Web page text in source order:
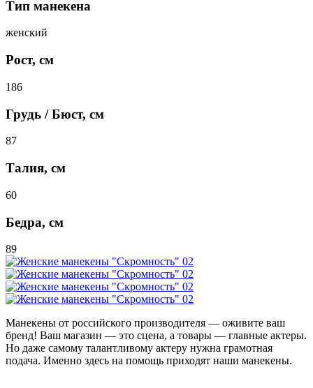
Тип манекена
женский
Рост, см
186
Грудь / Бюст, см
87
Талия, см
60
Бедра, см
89
Манекены от российского производителя — оживите ваш
бренд! Ваш магазин — это сцена, а товары — главные актеры.
Но даже самому талантливому актеру нужна грамотная
подача. Именно здесь на помощь приходят наши манекены.